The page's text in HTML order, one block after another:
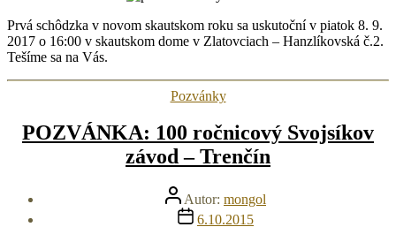
Prvá schôdzka v novom skautskom roku sa uskutoční v piatok 8. 9.
2017 o 16:00 v skautskom dome v Zlatovciach – Hanzlíkovská č.2.
Tešíme sa na Vás.
Kategórie
Pozvánky
POZVÁNKA: 100 ročnicový Svojsíkov
závod – Trenčín
Autor
článku
Autor: mongol
Dátum6.10.2015